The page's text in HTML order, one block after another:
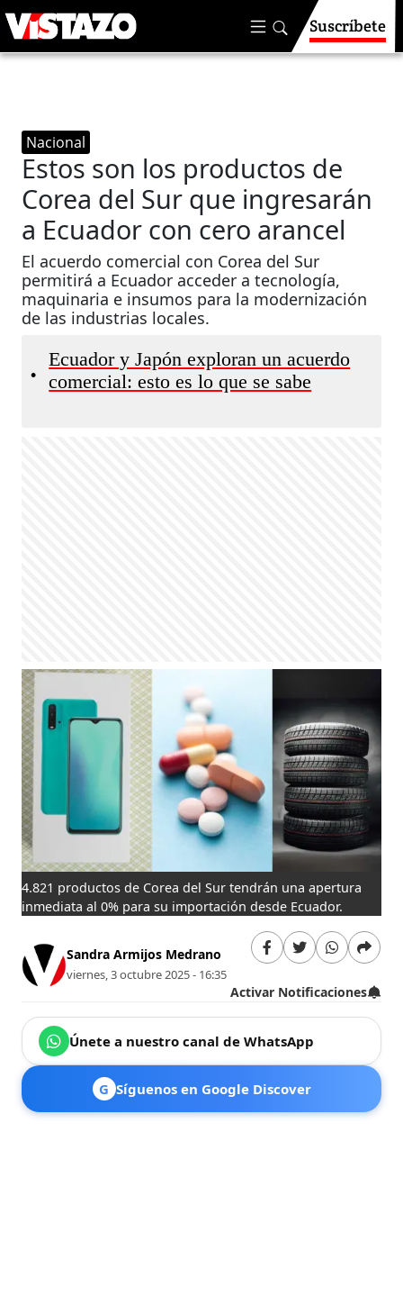
Suscríbete
Nacional
Estos son los productos de
Corea del Sur que ingresarán
a Ecuador con cero arancel
El acuerdo comercial con Corea del Sur
permitirá a Ecuador acceder a tecnología,
maquinaria e insumos para la modernización
de las industrias locales.
•
Ecuador y Japón exploran un acuerdo
comercial: esto es lo que se sabe
4.821 productos de Corea del Sur tendrán una apertura
inmediata al 0% para su importación desde Ecuador.
Sandra Armijos Medrano
viernes, 3 octubre 2025 - 16:35
Activar Notificaciones
Únete a nuestro canal de WhatsApp
G Síguenos en Google Discover